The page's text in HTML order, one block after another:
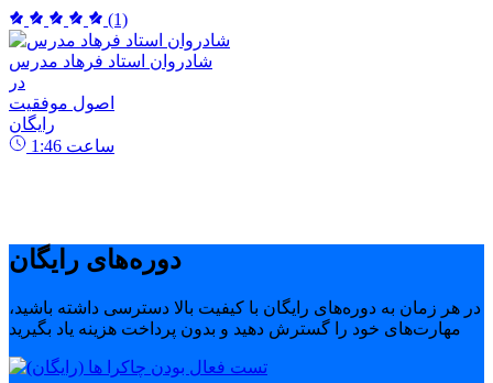
(1)
شادروان استاد فرهاد مدرس
در
اصول موفقیت
رایگان
1:46 ساعت
دوره‌های رایگان
در هر زمان به دوره‌های رایگان با کیفیت بالا دسترسی داشته باشید،
مهارت‌های خود را گسترش دهید و بدون پرداخت هزینه یاد بگیرید